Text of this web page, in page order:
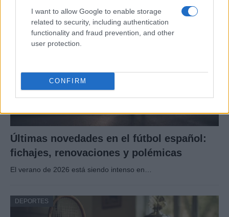
I want to allow Google to enable storage
related to security, including authentication
functionality and fraud prevention, and other
user protection.
CONFIRM
DEPORTES
Últimas novedades en el fútbol español:
fichajes, renovaciones y polémicas
El verano de 2026 está siendo intenso en…
DEPORTES